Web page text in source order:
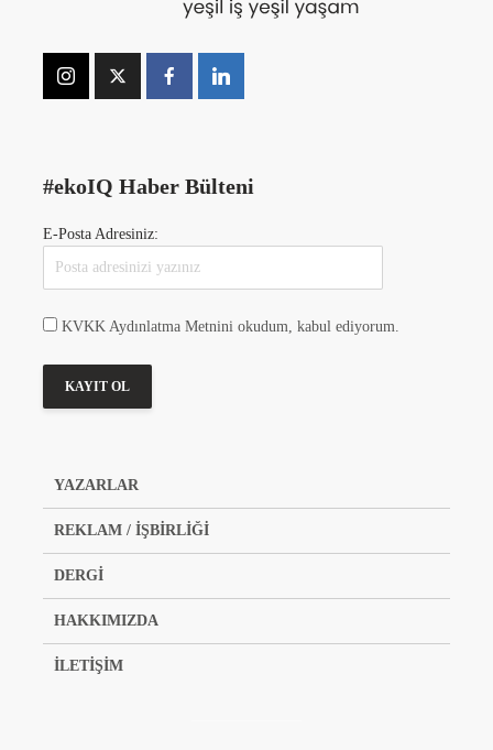
#ekoIQ Haber Bülteni
E-Posta Adresiniz:
KVKK Aydınlatma Metnini okudum, kabul ediyorum.
YAZARLAR
REKLAM / İŞBİRLİĞİ
DERGİ
HAKKIMIZDA
İLETİŞİM